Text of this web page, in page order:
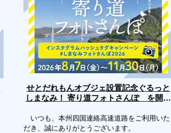
せとだれもんオブジェ設置記念ぐるっと
しまなみ！ 寄り道フォトさんぽ を開催
いつも、本州四国連絡高速道路をご利用いた
だき、誠にありがとうございます。